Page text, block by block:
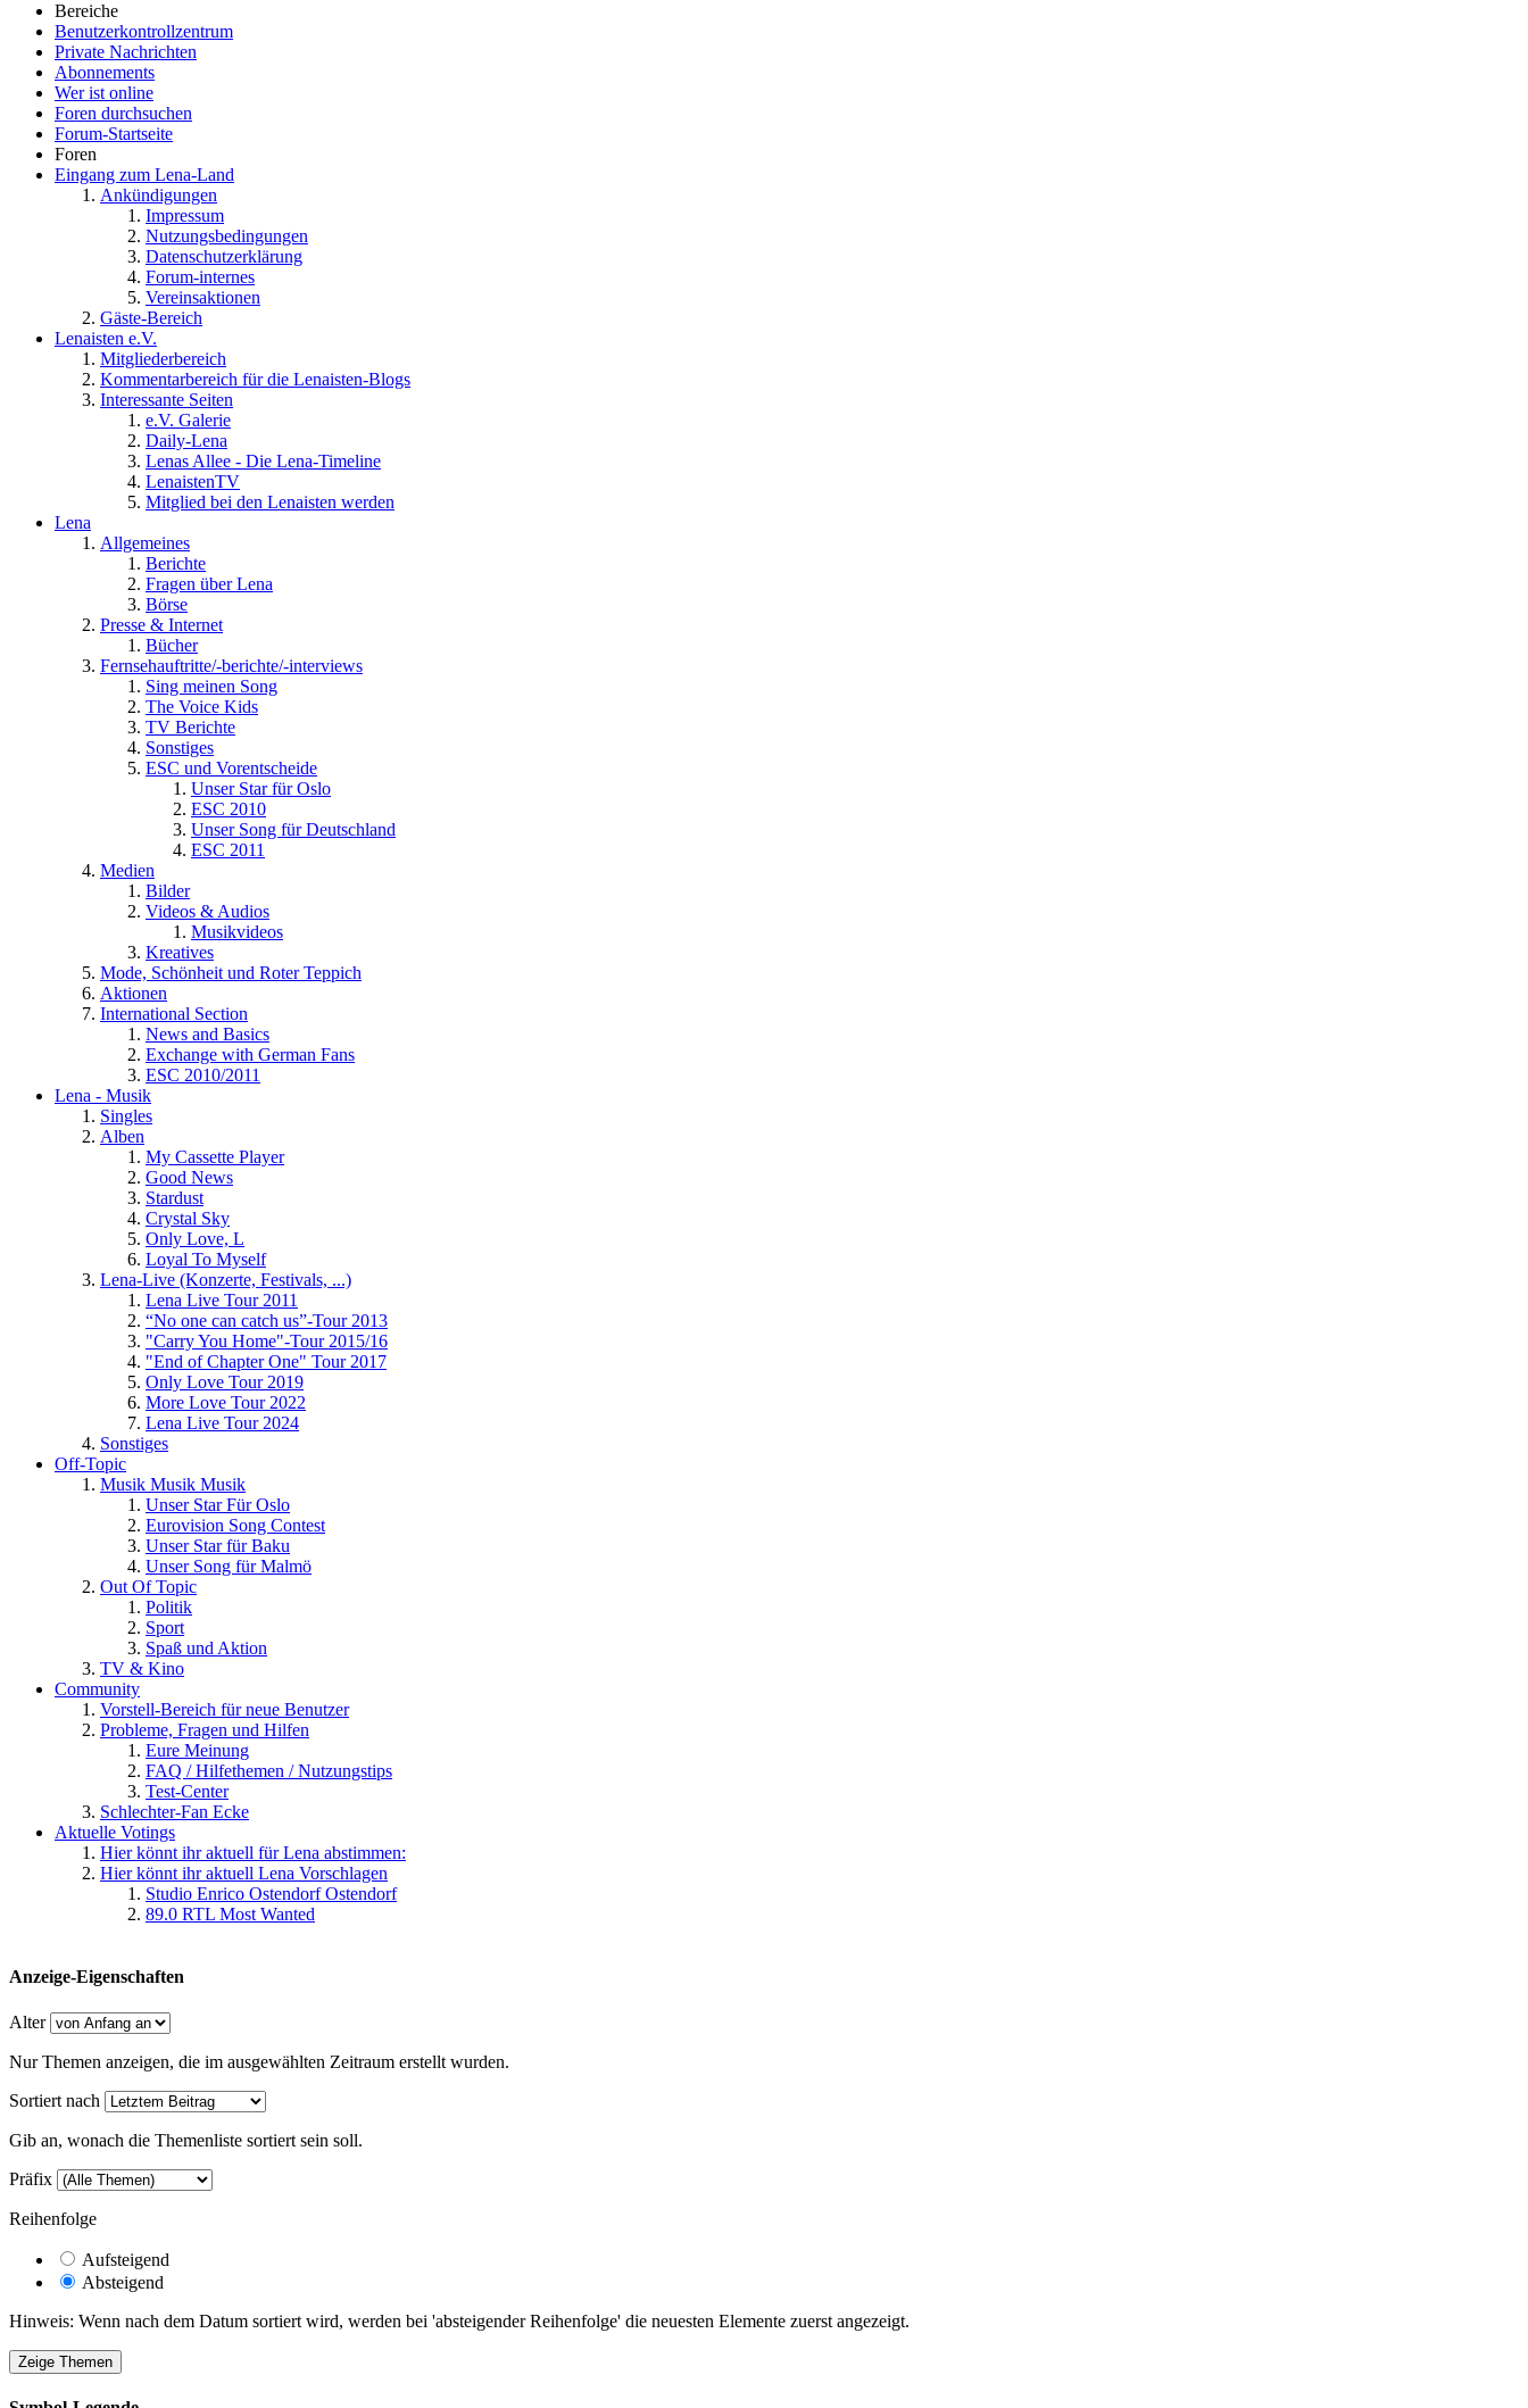
Bereiche
Benutzerkontrollzentrum
Private Nachrichten
Abonnements
Wer ist online
Foren durchsuchen
Forum-Startseite
Foren
Eingang zum Lena-Land
Ankündigungen
Impressum
Nutzungsbedingungen
Datenschutzerklärung
Forum-internes
Vereinsaktionen
Gäste-Bereich
Lenaisten e.V.
Mitgliederbereich
Kommentarbereich für die Lenaisten-Blogs
Interessante Seiten
e.V. Galerie
Daily-Lena
Lenas Allee - Die Lena-Timeline
LenaistenTV
Mitglied bei den Lenaisten werden
Lena
Allgemeines
Berichte
Fragen über Lena
Börse
Presse & Internet
Bücher
Fernsehauftritte/-berichte/-interviews
Sing meinen Song
The Voice Kids
TV Berichte
Sonstiges
ESC und Vorentscheide
Unser Star für Oslo
ESC 2010
Unser Song für Deutschland
ESC 2011
Medien
Bilder
Videos & Audios
Musikvideos
Kreatives
Mode, Schönheit und Roter Teppich
Aktionen
International Section
News and Basics
Exchange with German Fans
ESC 2010/2011
Lena - Musik
Singles
Alben
My Cassette Player
Good News
Stardust
Crystal Sky
Only Love, L
Loyal To Myself
Lena-Live (Konzerte, Festivals, ...)
Lena Live Tour 2011
“No one can catch us”-Tour 2013
"Carry You Home"-Tour 2015/16
"End of Chapter One" Tour 2017
Only Love Tour 2019
More Love Tour 2022
Lena Live Tour 2024
Sonstiges
Off-Topic
Musik Musik Musik
Unser Star Für Oslo
Eurovision Song Contest
Unser Star für Baku
Unser Song für Malmö
Out Of Topic
Politik
Sport
Spaß und Aktion
TV & Kino
Community
Vorstell-Bereich für neue Benutzer
Probleme, Fragen und Hilfen
Eure Meinung
FAQ / Hilfethemen / Nutzungstips
Test-Center
Schlechter-Fan Ecke
Aktuelle Votings
Hier könnt ihr aktuell für Lena abstimmen:
Hier könnt ihr aktuell Lena Vorschlagen
Studio Enrico Ostendorf Ostendorf
89.0 RTL Most Wanted
Anzeige-Eigenschaften
Alter
Nur Themen anzeigen, die im ausgewählten Zeitraum erstellt wurden.
Sortiert nach
Gib an, wonach die Themenliste sortiert sein soll.
Präfix
Reihenfolge
Aufsteigend
Absteigend
Hinweis: Wenn nach dem Datum sortiert wird, werden bei 'absteigender Reihenfolge' die neuesten Elemente zuerst angezeigt.